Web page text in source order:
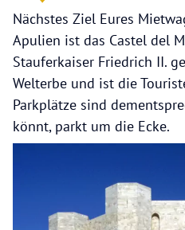
Nächstes Ziel Eures
Apulien ist das Castel del
Stauferkaiser Friedrich II.
Welterbe und ist die
Parkplätze sind
könnt, parkt um die Ecke.